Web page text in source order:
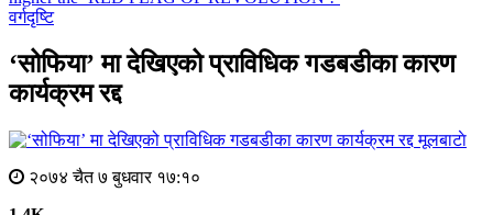
वर्गदृष्टि
‘सोफिया’ मा देखिएको प्राविधिक गडबडीका कारण
कार्यक्रम रद्द
मूलबाटाे
२०७४ चैत ७ बुधवार १७:१०